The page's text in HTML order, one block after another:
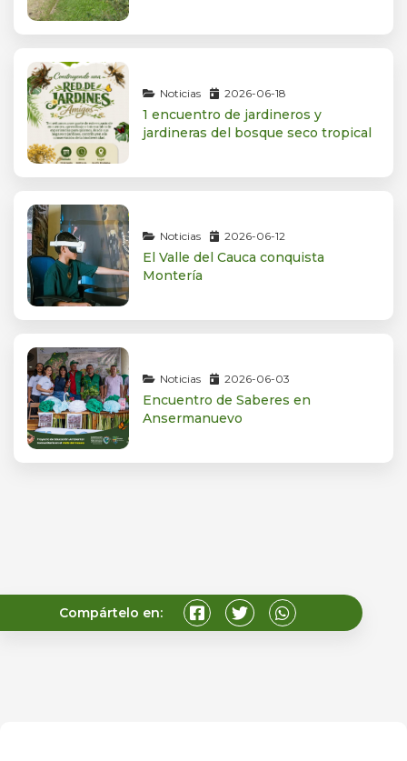
Noticias 2026-06-18
1 encuentro de jardineros y
jardineras del bosque seco tropical
Noticias 2026-06-12
El Valle del Cauca conquista
Montería
Noticias 2026-06-03
Encuentro de Saberes en
Ansermanuevo
Compártelo en: